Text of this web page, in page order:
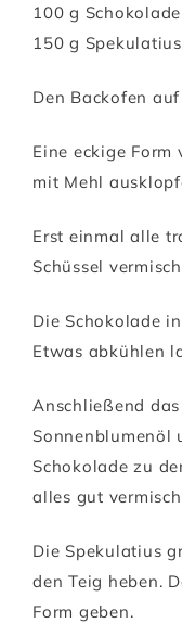
100 g
150 g Spekulatius
Den Backofen
Eine eckige
mit Mehl
Erst einmal alle
Schüssel
Die Schokolade
Etwas abkühlen
Anschließend
Sonnenblumenöl
Schokolade zu
alles gut
Die Spekulatius
den Teig heben.
Form geben.